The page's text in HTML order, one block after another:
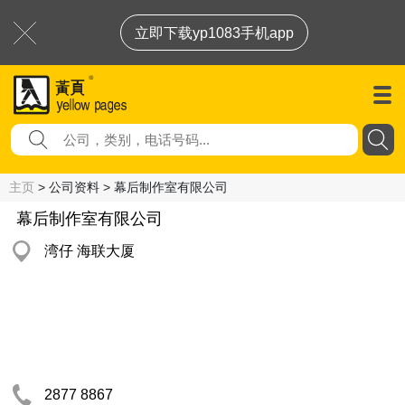
立即下载yp1083手机app
主页 > 公司资料 > 幕后制作室有限公司
幕后制作室有限公司
湾仔 海联大厦
2877 8867